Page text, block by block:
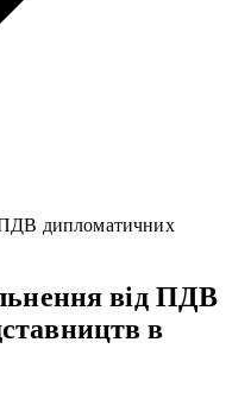
ПДВ дипломатичних
від ПДВ
в